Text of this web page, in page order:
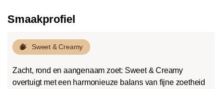
Smaakprofiel
Sweet & Creamy
Zacht, rond en aangenaam zoet: Sweet & Creamy
overtuigt met een harmonieuze balans van fijne zoetheid